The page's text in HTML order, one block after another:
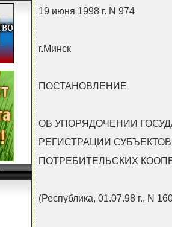
19 июня 1998 г. N 974
г.Минск
ПОСТАНОВЛЕНИЕ
ОБ УПОРЯДОЧЕНИИ
РЕГИСТРАЦИИ
ПОТРЕБИТЕЛЬСКИХ
(Республика, 01.07.98 г., N